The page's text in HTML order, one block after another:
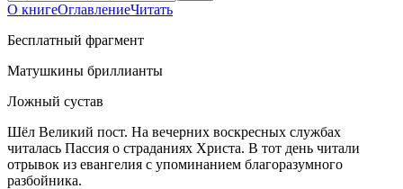
О книгеОглавлениеЧитать
Бесплатный фрагмент
Матушкины бриллианты
Ложный сустав
Шёл Великий пост. На вечерних воскресных службах
читалась Пассия о страданиях Христа. В тот день читали
отрывок из евангелия с упоминанием благоразумного
разбойника.